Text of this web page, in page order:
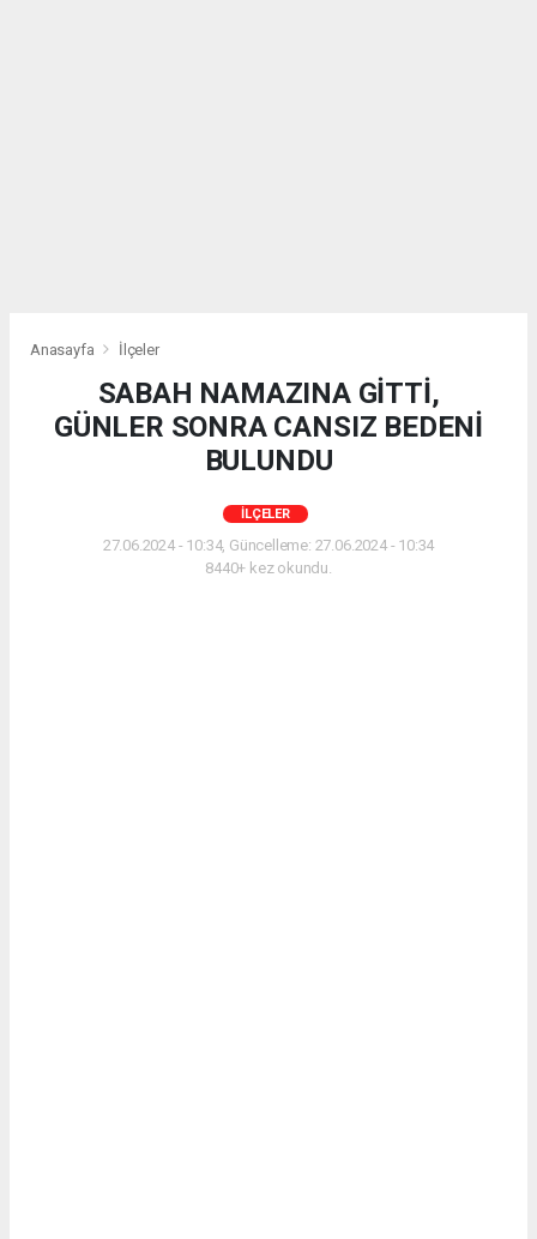
Anasayfa İlçeler
SABAH NAMAZINA GİTTİ,
GÜNLER SONRA CANSIZ BEDENİ
BULUNDU
İLÇELER
27.06.2024 - 10:34, Güncelleme: 27.06.2024 - 10:34
8440+ kez okundu.